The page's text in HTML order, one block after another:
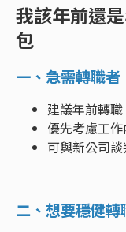
我該年前還
包
一、急需轉職者
建議年前轉職
優先考慮工
可與新公司
二、想要穩健轉